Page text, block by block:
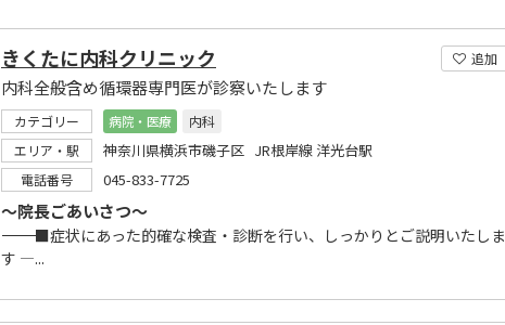
追加
きくたに内科クリニック
内科全般含め循環器専門医が診察いたします
カテゴリー 病院・医療
内科
エリア・駅
神奈川県横浜市磯子区 JR根岸線 洋光台駅
電話番号 045-833-7725
～院長ごあいさつ～
―――――――――――――――――――――――――――――――― ■症状にあった的確な検査・診断を行い、しっかりとご説明いたしま
す ―...